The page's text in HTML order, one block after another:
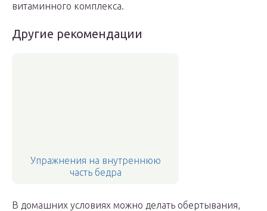
витаминного комплекса.
Другие рекомендации
Упражнения на внутреннюю
часть бедра
В домашних условиях можно делать обертывания,